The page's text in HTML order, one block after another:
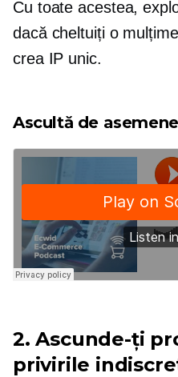
Cu toate acestea,
dacă cheltuiți o
crea IP unic.
Ascultă de
2. Ascunde-ți
privirile